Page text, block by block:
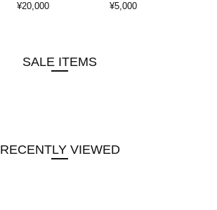
¥20,000
¥5,000
SALE ITEMS
RECENTLY VIEWED